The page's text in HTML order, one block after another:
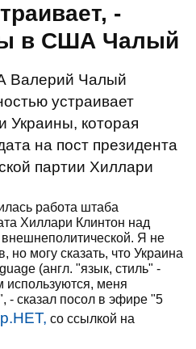
-
в США Чалый
Валерий Чалый
устраивает
Украины, которая
на пост президента
партии Хиллари
работа штаба
Хиллари Клинтон над
Я не
но могу сказать, что Украина
(англ. "язык, стиль" -
используются, меня
- сказал посол в эфире "5
со ссылкой на